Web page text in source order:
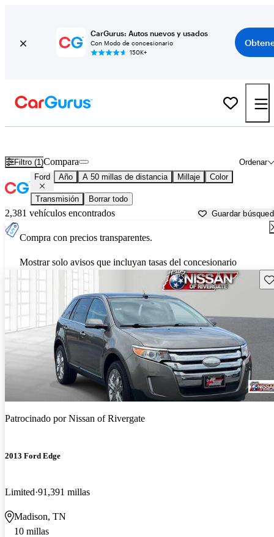
CarGurus: Autos nuevos y usados
Con Modo de concesionario
150K+
Filtro (1) Ordenar
Compara
Ford Año A 50 millas de distancia Millaje Color
Transmisión Borrar todo
2,381 vehículos encontrados Guardar
Compra con precios transparentes.
Mostrar solo avisos que incluyan tasas del concesionario
Patrocinado porNissan of Rivergate
2013 Ford Edge
Limited 91,391 millas
Madison, TN
10 millas